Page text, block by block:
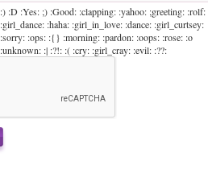
:) :D :Yes: ;) :Good: :clapping: :yahoo: ;greeting: :rolf:
:girl_dance: :haha: :girl_in_love: :dance: :girl_curtsey:
:sorry: :ops: :{} :morning: :pardon: :oops: :rose: :o
:unknown: :| :?!: :( :cry: :girl_cray: :evil: :??: